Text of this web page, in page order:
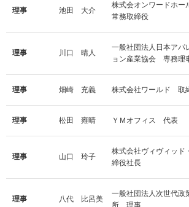
理事 池田 大介
株式会オンワードホ
常務取締役
理事 川口 晴人
一般社団法人日本アパ
ョン産業協会 専務理
理事 畑崎 充義 株式会社ワールド 取
理事 松田 雍晴 ＹＭオフィス 代表
理事 山口 玲子
株式会社ヴィヴィッ
締役社長
理事 八代 比呂美
一般社団法人次世代政
所 理事